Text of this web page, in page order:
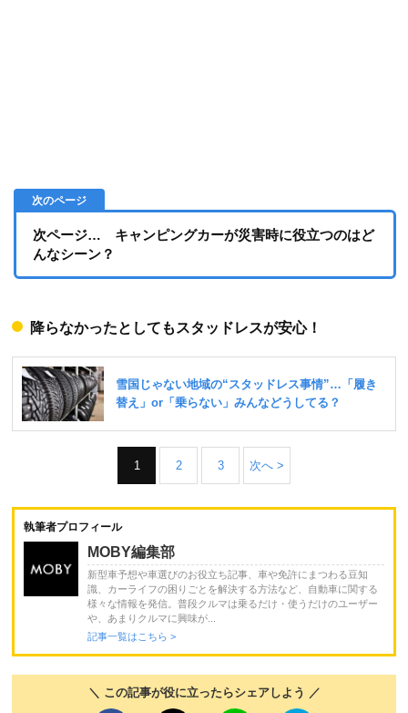
次ページ… キャンピングカーが災害時に役立つのはど
んなシーン？
降らなかったとしてもスタッドレスが安心！
1 2 3 次へ >
執筆者プロフィール
MOBY編集部
新型車予想や車選びのお役立ち記事、車や免許にまつわる豆知
識、カーライフの困りごとを解決する方法など、自動車に関する
様々な情報を発信。普段クルマは乗るだけ・使うだけのユーザー
や、あまりクルマに興味が...
記事一覧はこちら >
＼ この記事が役に立ったらシェアしよう ／